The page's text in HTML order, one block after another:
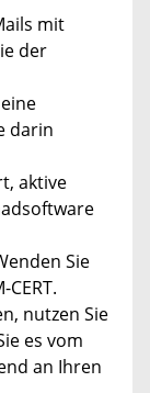
mit
der
darin
aktive
Sie
nutzen Sie
es vom
an Ihren